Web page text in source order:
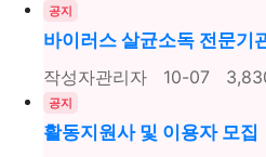
공지
바이러스 살균소독 전문기
작성자관리자 10-07
공지
활동지원사 및 이용자 모집